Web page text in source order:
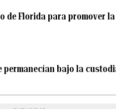
de Florida para promover
permanecían bajo la